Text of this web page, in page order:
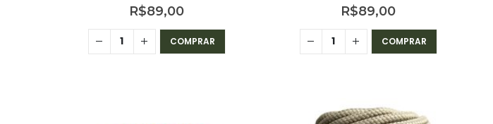
R$89,00
COMPRAR
R$89,00
COMPRAR